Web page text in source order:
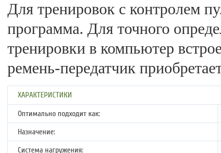
Для тренировок с контролем
программа. Для точного
тренировки в компьютер
ремень-передатчик
ХАРАКТЕРИСТИКИ
Оптимально подходит как:
Назначение:
Система нагружения: